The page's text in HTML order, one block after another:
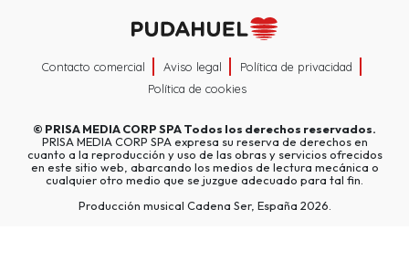
Contacto comercial Aviso legal
Política de privacidad
Política de cookies
© PRISA MEDIA CORP SPATodos los derechos reservados.
PRISA MEDIA CORP SPA expresa su reserva de derechos en
cuanto a la reproducción y uso de las obras y servicios ofrecidos
en este sitio web, abarcando los medios de lectura mecánica o
cualquier otro medio que se juzgue adecuado para tal fin.
Producción musical Cadena Ser, España 2026.